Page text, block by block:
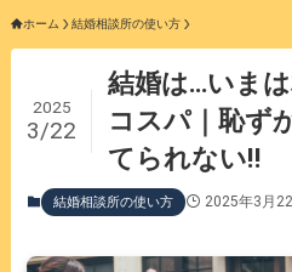
ホーム 結婚相談所の使い方
結婚は…いま
コスパ｜恥ず
てられない‼️
2025
3/22
結婚相談所の使い方 2025年3月